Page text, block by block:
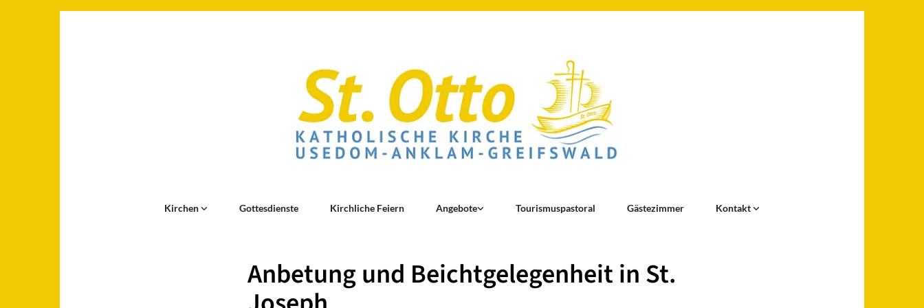
Kirchen Gottesdienste Kirchliche Feiern Angebote Tourismuspastoral Gästezimmer Kontakt
Anbetung und Beichtgelegenheit in St.